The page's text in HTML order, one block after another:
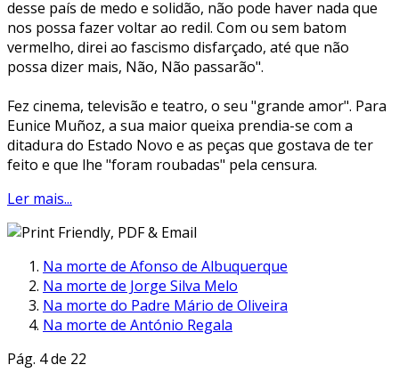
desse país de medo e solidão, não pode haver nada que
nos possa fazer voltar ao redil. Com ou sem batom
vermelho, direi ao fascismo disfarçado, até que não
possa dizer mais, Não, Não passarão".
Fez cinema, televisão e teatro, o seu "grande amor". Para
Eunice Muñoz, a sua maior queixa prendia-se com a
ditadura do Estado Novo e as peças que gostava de ter
feito e que lhe "foram roubadas" pela censura.
Ler mais...
Na morte de Afonso de Albuquerque
Na morte de Jorge Silva Melo
Na morte do Padre Mário de Oliveira
Na morte de António Regala
Pág. 4 de 22